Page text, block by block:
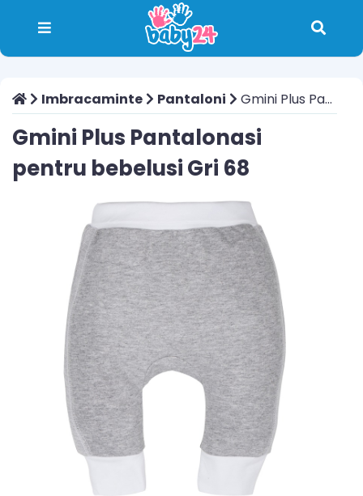
Imbracaminte Pantaloni Gmini Plus Pantalonasi pentru bebelusi Gri 68
Gmini Plus Pantalonasi
pentru bebelusi Gri 68